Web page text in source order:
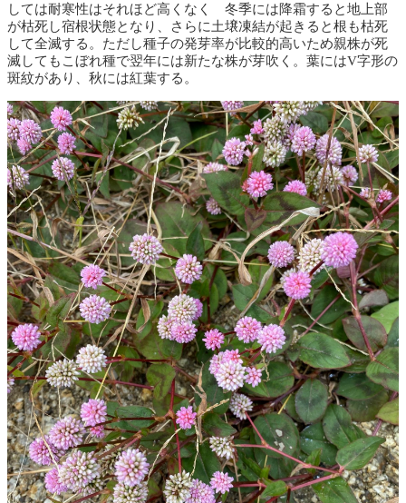
しては耐寒性はそれほど高くなく 冬季には降霜すると地上部
が枯死し宿根状態となり、さらに土壌凍結が起きると根も枯死
して全滅する。ただし種子の発芽率が比較的高いため親株が死
滅してもこぼれ種で翌年には新たな株が芽吹く。葉にはV字形の
斑紋があり、秋には紅葉する。